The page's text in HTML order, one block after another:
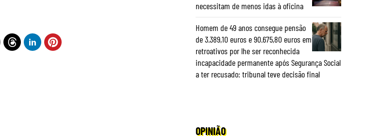
necessitam de menos idas à oficina
Homem de 49 anos consegue pensão
de 3.389,10 euros e 90.675,80 euros em
retroativos por lhe ser reconhecida
incapacidade permanente após Segurança Social
a ter recusado: tribunal teve decisão final
OPINIÃO